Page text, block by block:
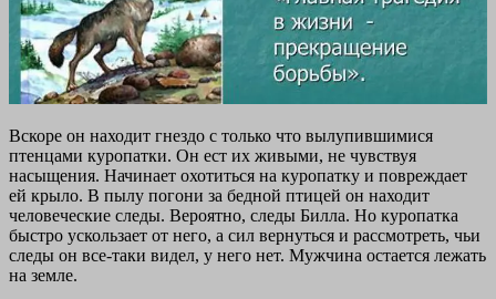
Вскоре он находит гнездо с только что вылупившимися
птенцами куропатки. Он ест их живыми, не чувствуя
насыщения. Начинает охотиться на куропатку и повреждает
ей крыло. В пылу погони за бедной птицей он находит
человеческие следы. Вероятно, следы Билла. Но куропатка
быстро ускользает от него, а сил вернуться и рассмотреть, чьи
следы он все-таки видел, у него нет. Мужчина остается лежать
на земле.